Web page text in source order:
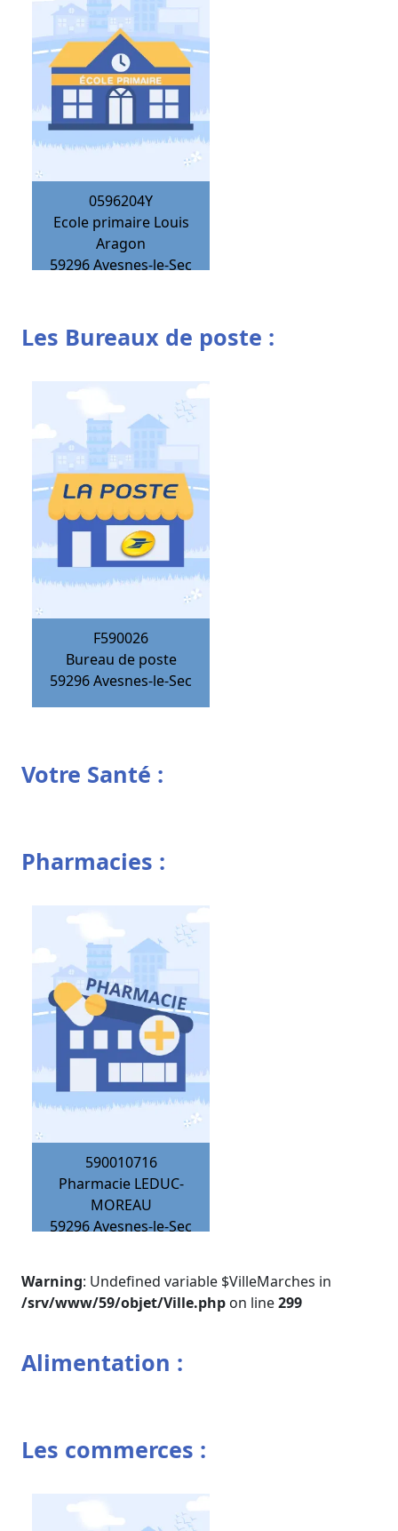
0596204Y
Ecole primaire Louis
Aragon
59296Avesnes-le-Sec
Les Bureaux de poste :
F590026
Bureau de poste
59296Avesnes-le-Sec
Votre Santé :
Pharmacies :
590010716
Pharmacie LEDUC-
MOREAU
59296Avesnes-le-Sec
Warning: Undefined variable $VilleMarches in
/srv/www/59/objet/Ville.php on line299
Alimentation :
Les commerces :